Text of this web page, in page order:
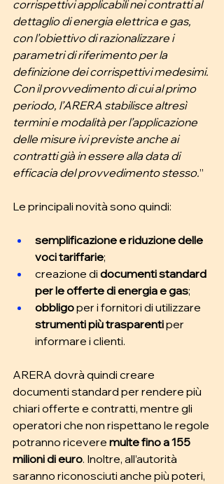
corrispettivi applicabili nei contratti al
dettaglio di energia elettrica e gas,
con l’obiettivo di razionalizzare i
parametri di riferimento per la
definizione dei corrispettivi medesimi.
Con il provvedimento di cui al primo
periodo, l’ARERA stabilisce altresì
termini e modalità per l’applicazione
delle misure ivi previste anche ai
contratti già in essere alla data di
efficacia del provvedimento stesso.”
Le principali novità sono quindi:
semplificazione e riduzione delle
voci tariffarie;
creazione di documenti standard
per le offerte di energia e gas;
obbligo per i fornitori di utilizzare
strumenti più trasparenti per
informare i clienti.
ARERA dovrà quindi creare
documenti standard per rendere più
chiari offerte e contratti, mentre gli
operatori che non rispettano le regole
potranno ricevere multe fino a 155
milioni di euro. Inoltre, all’autorità
saranno riconosciuti anche più poteri,